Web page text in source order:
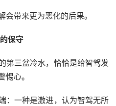
带来更为恶化的后果。
保守
第三盆冷水，恰恰是给智驾发
心。
：一种是激进，认为智驾无所